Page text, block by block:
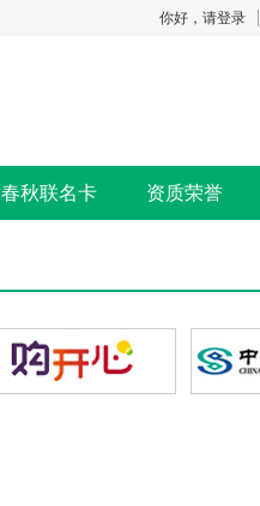
你好，请登录
春秋联名卡 资质荣誉